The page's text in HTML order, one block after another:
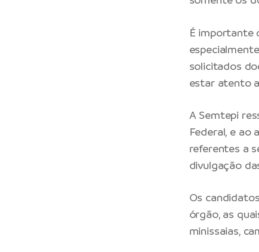
É importante
solicitados
estar atento
A Semtepi
Federal, e ao
referentes a
divulgação
Os
órgão, as
minissaias,